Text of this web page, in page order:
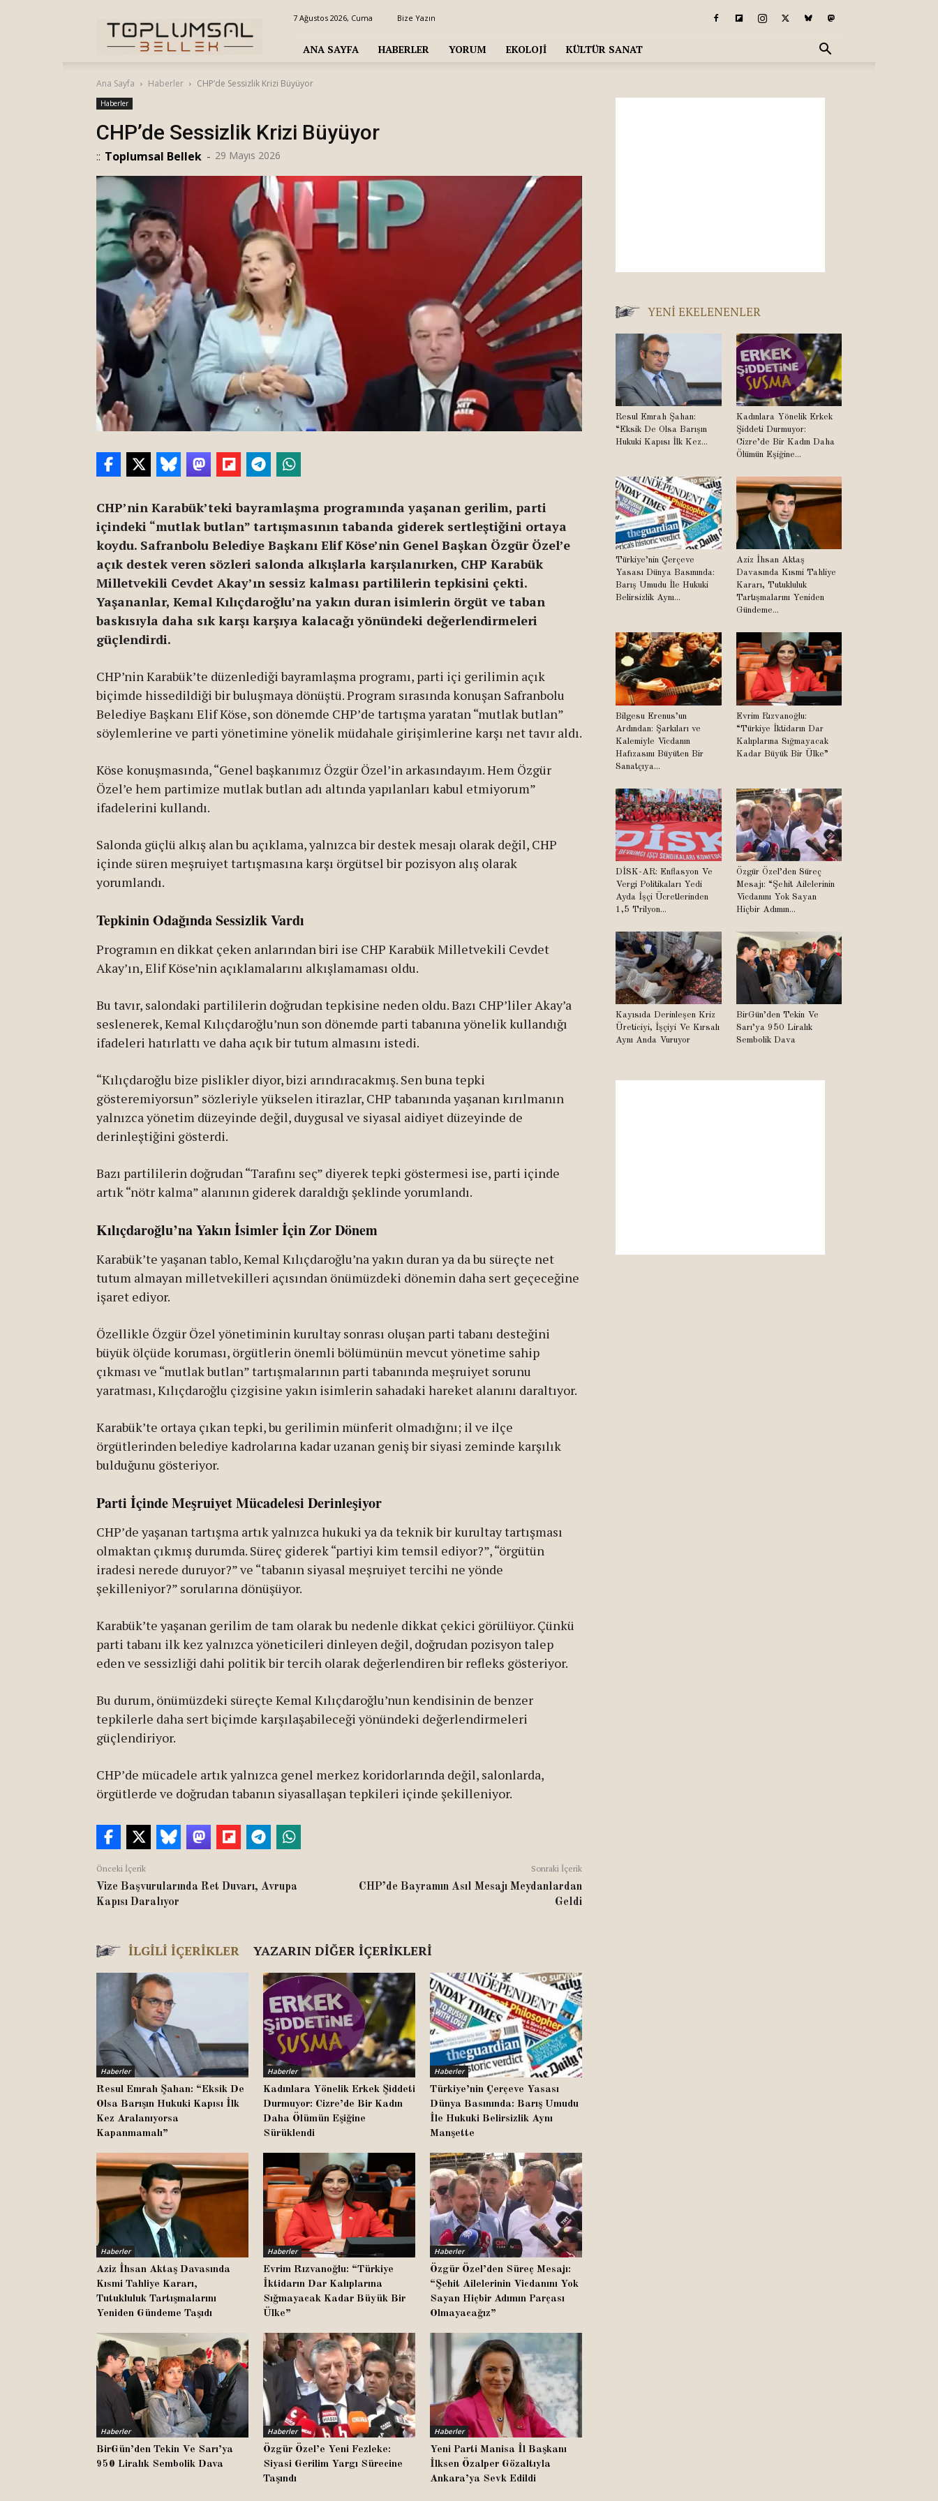
Bellek
7 Ağustos 2026, Cuma Bize Yazın
ANA SAYFA HABERLER YORUM EKOLOJI KÜLTÜR SANAT
Ana Sayfa Haberler CHP’de Sessizlik Krizi Büyüyor
Haberler
CHP’de Sessizlik Krizi Büyüyor
:: Toplumsal Bellek - 29 Mayıs 2026
CHP’nin Karabük’teki bayramlaşma programında yaşanan gerilim, parti
içindeki “mutlak butlan” tartışmasının tabanda giderek sertleştiğini ortaya
koydu. Safranbolu Belediye Başkanı Elif Köse’nin Genel Başkan Özgür Özel’e
açık destek veren sözleri salonda alkışlarla karşılanırken, CHP Karabük
Milletvekili Cevdet Akay’ın sessiz kalması partililerin tepkisini çekti.
Yaşananlar, Kemal Kılıçdaroğlu’na yakın duran isimlerin örgüt ve taban
baskısıyla daha sık karşı karşıya kalacağı yönündeki değerlendirmeleri
güçlendirdi.
CHP’nin Karabük’te düzenlediği bayramlaşma programı, parti içi gerilimin açık
biçimde hissedildiği bir buluşmaya dönüştü. Program sırasında konuşan Safranbolu
Belediye Başkanı Elif Köse, son dönemde CHP’de tartışma yaratan “mutlak butlan”
söylemlerine ve parti yönetimine yönelik müdahale girişimlerine karşı net tavır aldı.
Köse konuşmasında, “Genel başkanımız Özgür Özel’in arkasındayım. Hem Özgür
Özel’e hem partimize mutlak butlan adı altında yapılanları kabul etmiyorum”
ifadelerini kullandı.
Salonda güçlü alkış alan bu açıklama, yalnızca bir destek mesajı olarak değil, CHP
içinde süren meşruiyet tartışmasına karşı örgütsel bir pozisyon alış olarak
yorumlandı.
Tepkinin Odağında Sessizlik Vardı
Programın en dikkat çeken anlarından biri ise CHP Karabük Milletvekili Cevdet
Akay’ın, Elif Köse’nin açıklamalarını alkışlamaması oldu.
Bu tavır, salondaki partililerin doğrudan tepkisine neden oldu. Bazı CHP’liler Akay’a
seslenerek, Kemal Kılıçdaroğlu’nun son dönemde parti tabanına yönelik kullandığı
ifadeleri hatırlattı ve daha açık bir tutum almasını istedi.
“Kılıçdaroğlu bize pislikler diyor, bizi arındıracakmış. Sen buna tepki
gösteremiyorsun” sözleriyle yükselen itirazlar, CHP tabanında yaşanan kırılmanın
yalnızca yönetim düzeyinde değil, duygusal ve siyasal aidiyet düzeyinde de
derinleştiğini gösterdi.
Bazı partililerin doğrudan “Tarafını seç” diyerek tepki göstermesi ise, parti içinde
artık “nötr kalma” alanının giderek daraldığı şeklinde yorumlandı.
Kılıçdaroğlu’na Yakın İsimler İçin Zor Dönem
Karabük’te yaşanan tablo, Kemal Kılıçdaroğlu’na yakın duran ya da bu süreçte net
tutum almayan milletvekilleri açısından önümüzdeki dönemin daha sert geçeceğine
işaret ediyor.
Özellikle Özgür Özel yönetiminin kurultay sonrası oluşan parti tabanı desteğini
büyük ölçüde koruması, örgütlerin önemli bölümünün mevcut yönetime sahip
çıkması ve “mutlak butlan” tartışmalarının parti tabanında meşruiyet sorunu
yaratması, Kılıçdaroğlu çizgisine yakın isimlerin sahadaki hareket alanını daraltıyor.
Karabük’te ortaya çıkan tepki, bu gerilimin münferit olmadığını; il ve ilçe
örgütlerinden belediye kadrolarına kadar uzanan geniş bir siyasi zeminde karşılık
bulduğunu gösteriyor.
Parti İçinde Meşruiyet Mücadelesi Derinleşiyor
CHP’de yaşanan tartışma artık yalnızca hukuki ya da teknik bir kurultay tartışması
olmaktan çıkmış durumda. Süreç giderek “partiyi kim temsil ediyor?”, “örgütün
iradesi nerede duruyor?” ve “tabanın siyasal meşruiyet tercihi ne yönde
şekilleniyor?” sorularına dönüşüyor.
Karabük’te yaşanan gerilim de tam olarak bu nedenle dikkat çekici görülüyor. Çünkü
parti tabanı ilk kez yalnızca yöneticileri dinleyen değil, doğrudan pozisyon talep
eden ve sessizliği dahi politik bir tercih olarak değerlendiren bir refleks gösteriyor.
Bu durum, önümüzdeki süreçte Kemal Kılıçdaroğlu’nun kendisinin de benzer
tepkilerle daha sert biçimde karşılaşabileceği yönündeki değerlendirmeleri
güçlendiriyor.
CHP’de mücadele artık yalnızca genel merkez koridorlarında değil, salonlarda,
örgütlerde ve doğrudan tabanın siyasallaşan tepkileri içinde şekilleniyor.
Önceki İçerik
Vize Başvurularında Ret Duvarı, Avrupa
Kapısı Daralıyor
Sonraki İçerik
CHP’de Bayramın Asıl Mesajı Meydanlardan
Geldi
İLGILI İÇERIKLER YAZARIN DIĞER İÇERIKLERI
Haberler
Resul Emrah Şahan: “Eksik De
Olsa Barışın Hukuki Kapısı İlk
Kez Aralanıyorsa
Kapanmamalı”
Haberler
Kadınlara Yönelik Erkek Şiddeti
Durmuyor: Cizre’de Bir Kadın
Daha Ölümün Eşiğine
Sürüklendi
Haberler
Türkiye’nin Çerçeve Yasası
Dünya Basınında: Barış Umudu
İle Hukuki Belirsizlik Aynı
Manşette
Haberler
Aziz İhsan Aktaş Davasında
Kısmi Tahliye Kararı,
Tutukluluk Tartışmalarını
Yeniden Gündeme Taşıdı
Haberler
Evrim Rızvanoğlu: “Türkiye
İktidarın Dar Kalıplarına
Sığmayacak Kadar Büyük Bir
Ülke”
Haberler
Özgür Özel’den Süreç Mesajı:
“Şehit Ailelerinin Vicdanını Yok
Sayan Hiçbir Adımın Parçası
Olmayacağız”
Haberler
BirGün’den Tekin Ve Sarı’ya
950 Liralık Sembolik Dava
Haberler
Özgür Özel’e Yeni Fezleke:
Siyasi Gerilim Yargı Sürecine
Taşındı
Haberler
Yeni Parti Manisa İl Başkanı
İlksen Özalper Gözaltıyla
Ankara’ya Sevk Edildi
YENI EKELENENLER
Resul Emrah Şahan:
“Eksik De Olsa Barışın
Hukuki Kapısı İlk Kez...
Kadınlara Yönelik Erkek
Şiddeti Durmuyor:
Cizre’de Bir Kadın Daha
Ölümün Eşiğine...
Türkiye’nin Çerçeve
Yasası Dünya Basınında:
Barış Umudu İle Hukuki
Belirsizlik Aynı...
Aziz İhsan Aktaş
Davasında Kısmi Tahliye
Kararı, Tutukluluk
Tartışmalarını Yeniden
Gündeme...
Bilgesu Erenus’un
Ardından: Şarkıları ve
Kalemiyle Vicdanın
Hafızasını Büyüten Bir
Sanatçıya...
Evrim Rızvanoğlu:
“Türkiye İktidarın Dar
Kalıplarına Sığmayacak
Kadar Büyük Bir Ülke”
DİSK-AR: Enflasyon Ve
Vergi Politikaları Yedi
Ayda İşçi Ücretlerinden
1,5 Trilyon...
Özgür Özel’den Süreç
Mesajı: “Şehit Ailelerinin
Vicdanını Yok Sayan
Hiçbir Adımın...
Kayısıda Derinleşen Kriz
Üreticiyi, İşçiyi Ve Kırsalı
Aynı Anda Vuruyor
BirGün’den Tekin Ve
Sarı’ya 950 Liralık
Sembolik Dava